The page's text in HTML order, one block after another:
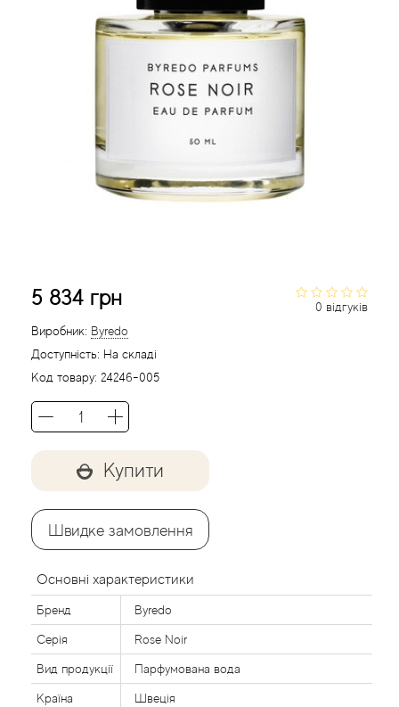
0 відгуків
5 834 грн
Виробник: Byredo
Доступність: На складі
Код товару: 24246-005
Купити
Швидке замовлення
Основні характеристики
Бренд Byredo
Серія Rose Noir
Вид продукції Парфумована вода
Країна Швеція
Aedes de Venustas
Agatha Ruiz de la Prada
Agent Provocateur
Agonist
Aj Arabia (Widian)
Ajmal
Al Haramain
Al Jazeera